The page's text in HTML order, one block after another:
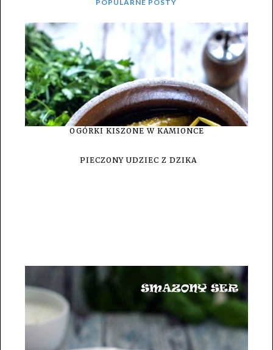
POPULARNE POSTY
OGÓRKI KISZONE W KAMIONCE
PIECZONY UDZIEC Z DZIKA